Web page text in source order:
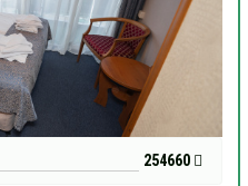
254660